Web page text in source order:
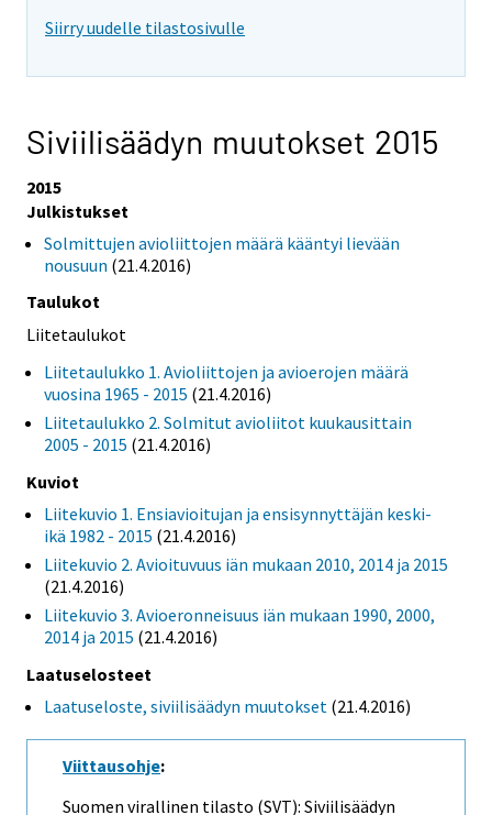
Siirry uudelle tilastosivulle
Siviilisäädyn muutokset 2015
2015
Julkistukset
Solmittujen avioliittojen määrä kääntyi lievään
nousuun (21.4.2016)
Taulukot
Liitetaulukot
Liitetaulukko 1. Avioliittojen ja avioerojen määrä
vuosina 1965 - 2015 (21.4.2016)
Liitetaulukko 2. Solmitut avioliitot kuukausittain
2005 - 2015 (21.4.2016)
Kuviot
Liitekuvio 1. Ensiavioitujan ja ensisynnyttäjän keski-
ikä 1982 - 2015 (21.4.2016)
Liitekuvio 2. Avioituvuus iän mukaan 2010, 2014 ja 2015
(21.4.2016)
Liitekuvio 3. Avioeronneisuus iän mukaan 1990, 2000,
2014 ja 2015 (21.4.2016)
Laatuselosteet
Laatuseloste, siviilisäädyn muutokset (21.4.2016)
Viittausohje:
Suomen virallinen tilasto (SVT): Siviilisäädyn